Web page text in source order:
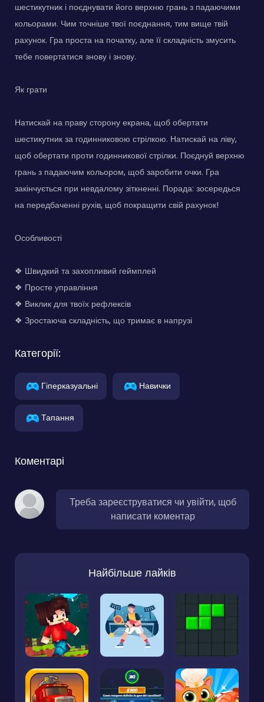
шестикутник і поєднувати його верхню грань з падаючими
кольорами. Чим точніше твої поєднання, тим вище твій
рахунок. Гра проста на початку, але її складність змусить
тебе повертатися знову і знову.
Як грати
Натискай на праву сторону екрана, щоб обертати
шестикутник за годинниковою стрілкою. Натискай на ліву,
щоб обертати проти годинникової стрілки. Поєднуй верхню
грань з падаючим кольором, щоб заробити очки. Гра
закінчується при невдалому зіткненні. Порада: зосередься
на передбаченні рухів, щоб покращити свій рахунок!
Особливості
❖ Швидкий та захопливий геймплей
❖ Просте управління
❖ Виклик для твоїх рефлексів
❖ Зростаюча складність, що тримає в напрузі
Категорії:
Гіперказуальні Навички
Тапання
Коментарі
Треба зареєструватися чи увійти, щоб
написати коментар
Найбільше лайків